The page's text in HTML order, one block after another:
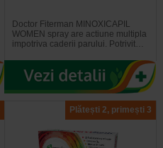
Doctor Fiterman MINOXICAPIL
WOMEN spray are actiune multipla
impotriva caderii parului. Potrivit…
Plătești 2, primești 3